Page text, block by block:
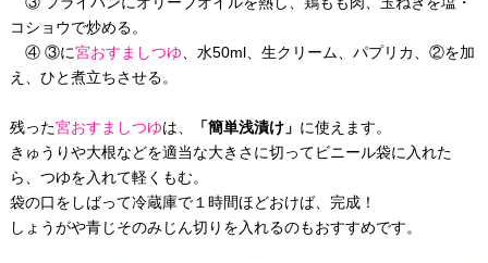
コショウで炒める。
④ ③に宮おすましつゆ 、水50ml、生クリーム、パプリカ、②を加
え、ひと煮立ちさせる。
残った宮おすましつゆは、 「簡単浅漬け」 に使えます。
きゅうりや大根などを適当な大きさに切ってビニール袋に入れた
ら、つゆを入れて軽くもむ。
袋の口をしばって冷蔵庫で１時間ほどおけば、完成！
しょうがや青じそのみじん切りを入れるのもおすすめです。